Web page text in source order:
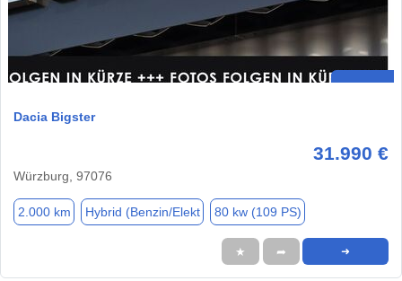
Dacia Bigster
31.990 €
Würzburg, 97076
2.000 km Hybrid (Benzin/Elekt 80 kw (109 PS)
★ ➦ ➜